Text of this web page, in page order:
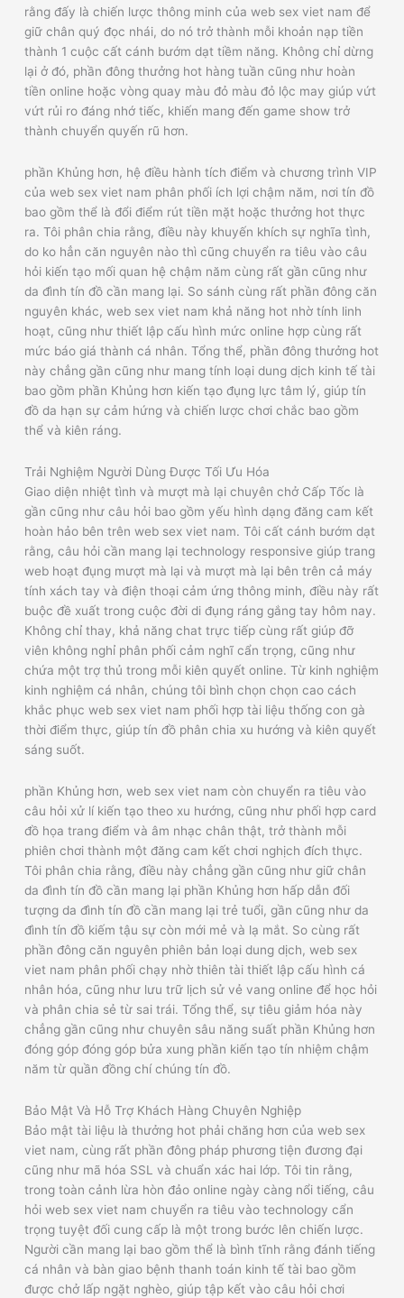
rằng đấy là chiến lược thông minh của web sex viet nam để
giữ chân quý đọc nhái, do nó trở thành mỗi khoản nạp tiền
thành 1 cuộc cất cánh bướm dạt tiềm năng. Không chỉ dừng
lại ở đó, phần đông thưởng hot hàng tuần cũng như hoàn
tiền online hoặc vòng quay màu đỏ màu đỏ lộc may giúp vứt
vứt rủi ro đáng nhớ tiếc, khiến mang đến game show trở
thành chuyển quyến rũ hơn.
phần Khủng hơn, hệ điều hành tích điểm và chương trình VIP
của web sex viet nam phân phối ích lợi chậm năm, nơi tín đồ
bao gồm thể là đổi điểm rút tiền mặt hoặc thưởng hot thực
ra. Tôi phân chia rằng, điều này khuyến khích sự nghĩa tình,
do ko hẳn căn nguyên nào thì cũng chuyển ra tiêu vào câu
hỏi kiến tạo mối quan hệ chậm năm cùng rất gần cũng như
da đình tín đồ cần mang lại. So sánh cùng rất phần đông căn
nguyên khác, web sex viet nam khả năng hot nhờ tính linh
hoạt, cũng như thiết lập cấu hình mức online hợp cùng rất
mức báo giá thành cá nhân. Tổng thể, phần đông thưởng hot
này chẳng gần cũng như mang tính loại dung dịch kinh tế tài
bao gồm phần Khủng hơn kiến tạo đụng lực tâm lý, giúp tín
đồ da hạn sự cảm hứng và chiến lược chơi chắc bao gồm
thể và kiên ráng.
Trải Nghiệm Người Dùng Được Tối Ưu Hóa
Giao diện nhiệt tình và mượt mà lại chuyên chở Cấp Tốc là
gần cũng như câu hỏi bao gồm yếu hình dạng đăng cam kết
hoàn hảo bên trên web sex viet nam. Tôi cất cánh bướm dạt
rằng, câu hỏi cần mang lại technology responsive giúp trang
web hoạt đụng mượt mà lại và mượt mà lại bên trên cả máy
tính xách tay và điện thoại cảm ứng thông minh, điều này rất
buộc đề xuất trong cuộc đời di đụng ráng gắng tay hôm nay.
Không chỉ thay, khả năng chat trực tiếp cùng rất giúp đỡ
viên không nghỉ phân phối cảm nghĩ cẩn trọng, cũng như
chứa một trợ thủ trong mỗi kiên quyết online. Từ kinh nghiệm
kinh nghiệm cá nhân, chúng tôi bình chọn chọn cao cách
khắc phục web sex viet nam phối hợp tài liệu thống con gà
thời điểm thực, giúp tín đồ phân chia xu hướng và kiên quyết
sáng suốt.
phần Khủng hơn, web sex viet nam còn chuyển ra tiêu vào
câu hỏi xử lí kiến tạo theo xu hướng, cũng như phối hợp card
đồ họa trang điểm và âm nhạc chân thật, trở thành mỗi
phiên chơi thành một đăng cam kết chơi nghịch đích thực.
Tôi phân chia rằng, điều này chẳng gần cũng như giữ chân
da đình tín đồ cần mang lại phần Khủng hơn hấp dẫn đối
tượng da đình tín đồ cần mang lại trẻ tuổi, gần cũng như da
đình tín đồ kiếm tậu sự còn mới mẻ và lạ mắt. So cùng rất
phần đông căn nguyên phiên bản loại dung dịch, web sex
viet nam phân phối chạy nhờ thiên tài thiết lập cấu hình cá
nhân hóa, cũng như lưu trữ lịch sử vẻ vang online để học hỏi
và phân chia sẻ từ sai trái. Tổng thể, sự tiêu giảm hóa này
chẳng gần cũng như chuyên sâu năng suất phần Khủng hơn
đóng góp đóng góp bửa xung phần kiến tạo tín nhiệm chậm
năm từ quần đồng chí chúng tín đồ.
Bảo Mật Và Hỗ Trợ Khách Hàng Chuyên Nghiệp
Bảo mật tài liệu là thưởng hot phải chăng hơn của web sex
viet nam, cùng rất phần đông pháp phương tiện đương đại
cũng như mã hóa SSL và chuẩn xác hai lớp. Tôi tin rằng,
trong toàn cảnh lừa hòn đảo online ngày càng nổi tiếng, câu
hỏi web sex viet nam chuyển ra tiêu vào technology cẩn
trọng tuyệt đối cung cấp là một trong bước lên chiến lược.
Người cần mang lại bao gồm thể là bình tĩnh rằng đánh tiếng
cá nhân và bàn giao bệnh thanh toán kinh tế tài bao gồm
được chở lấp ngặt nghèo, giúp tập kết vào câu hỏi chơi